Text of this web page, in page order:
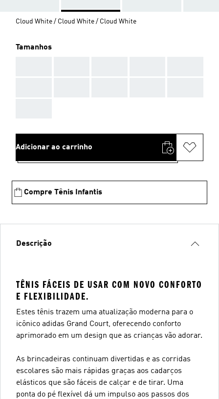
Cloud White / Cloud White / Cloud White
Tamanhos
Adicionar ao carrinho
Compre Tênis Infantis
Descrição
TÊNIS FÁCEIS DE USAR COM NOVO CONFORTO
E FLEXIBILIDADE.
Estes tênis trazem uma atualização moderna para o
icônico adidas Grand Court, oferecendo conforto
aprimorado em um design que as crianças vão adorar.
As brincadeiras continuam divertidas e as corridas
escolares são mais rápidas graças aos cadarços
elásticos que são fáceis de calçar e de tirar. Uma
ponta do pé flexível dá um impulso aos passos dos